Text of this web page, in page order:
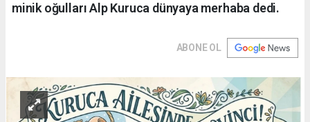
minik oğulları Alp Kuruca dünyaya merhaba dedi.
ABONE OL